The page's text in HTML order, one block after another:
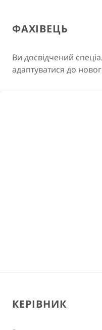
ФАХІВЕЦЬ
Ви досвідчений
адаптуватися до
КЕРІВНИК